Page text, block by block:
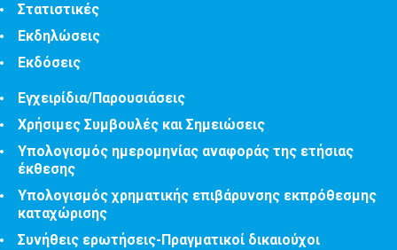
Στατιστικές
Εκδηλώσεις
Εκδόσεις
Εγχειρίδια/Παρουσιάσεις
Χρήσιμες Συμβουλές και Σημειώσεις
Υπολογισμός ημερομηνίας αναφοράς της ετήσιας
έκθεσης
Υπολογισμός χρηματικής επιβάρυνσης εκπρόθεσμης
καταχώρισης
Συνήθεις ερωτήσεις-Πραγματικοί δικαιούχοι